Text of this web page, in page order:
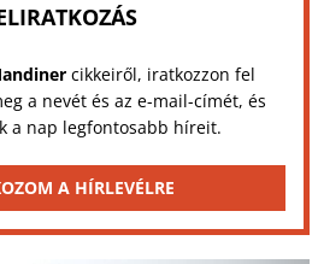
cikkeiről, iratkozzon fel
a nevét és az e-mail-címét, és
a nap legfontosabb híreit.
A HÍRLEVÉLRE